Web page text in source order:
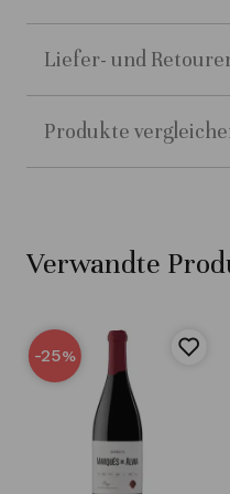
Liefer- und
Produkte
Verwandte
-25%